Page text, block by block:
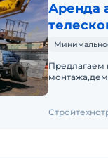
Аренда
Предлагаем